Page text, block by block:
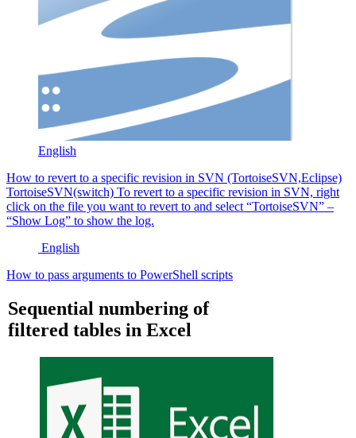
English
How to revert to a specific revision in SVN (TortoiseSVN,Eclipse)
TortoiseSVN(switch) To revert to a specific revision in SVN, right
click on the file you want to revert to and select “TortoiseSVN” –
“Show Log” to show the log.
English
How to pass arguments to PowerShell scripts
Sequential numbering of
filtered tables in Excel